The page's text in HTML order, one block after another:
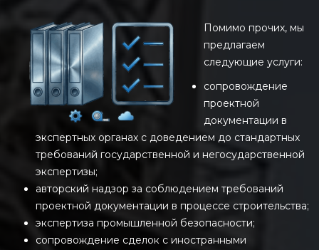
Помимо прочих, мы
предлагаем
следующие услуги:
сопровождение
проектной
документации в
экспертных органах с доведением до стандартных
требований государственной и негосударственной
экспертизы;
авторский надзор за соблюдением требований
проектной документации в процессе строительства;
экспертиза промышленной безопасности;
сопровождение сделок с иностранными